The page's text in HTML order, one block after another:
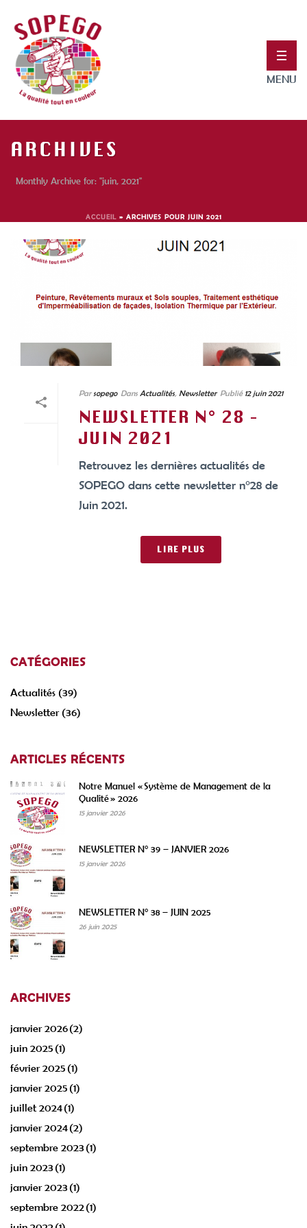
ARCHIVES
Monthly Archive for: "juin, 2021"
ACCUEIL » ARCHIVES POUR JUIN 2021
Par sopego Dans Actualités Newsletter Publié 12 juin 2021
NEWSLETTER N° 28 –
JUIN 2021
Retrouvez les dernières actualités de
SOPEGO dans cette newsletter n°28 de
Juin 2021.
LIRE PLUS
CATÉGORIES
Actualités (39)
Newsletter(36)
ARTICLES RÉCENTS
Notre Manuel « Système de Management de la
Qualité » 2026
15 janvier 2026
NEWSLETTER N° 39 – JANVIER 2026
15 janvier 2026
NEWSLETTER N° 38 – JUIN 2025
26 juin 2025
ARCHIVES
janvier 2026(2)
juin 2025 (1)
février 2025 (1)
janvier 2025 (1)
juillet 2024(1)
janvier 2024(2)
septembre 2023(1)
juin 2023(1)
janvier 2023(1)
septembre 2022 (1)